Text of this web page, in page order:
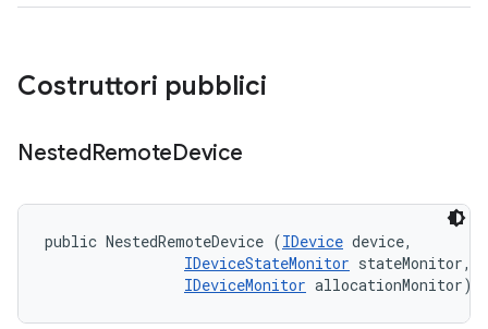
Costruttori pubblici
NestedRemoteDevice
public NestedRemoteDevice (IDevice device,
IDeviceStateMonitor stateMonitor,
IDeviceMonitor allocationMonitor)